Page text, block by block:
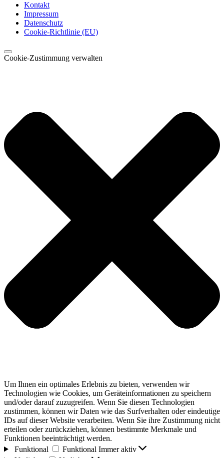
Kontakt
Impressum
Datenschutz
Cookie-Richtlinie (EU)
Cookie-Zustimmung verwalten
Um Ihnen ein optimales Erlebnis zu bieten, verwenden wir
Technologien wie Cookies, um Geräteinformationen zu speichern
und/oder darauf zuzugreifen. Wenn Sie diesen Technologien
zustimmen, können wir Daten wie das Surfverhalten oder eindeutige
IDs auf dieser Website verarbeiten. Wenn Sie ihre Zustimmung nicht
erteilen oder zurückziehen, können bestimmte Merkmale und
Funktionen beeinträchtigt werden.
Funktional
Funktional Immer aktiv